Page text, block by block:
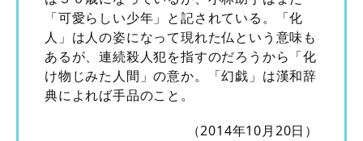
「可愛らしい少年」と記されている。「化
人」は人の姿になって現れた仏という意味も
あるが、連続殺人犯を指すのだろうから「化
け物じみた人間」の意か。「幻戯」は漢和辞
典によれば手品のこと。
（2014年10月20日）